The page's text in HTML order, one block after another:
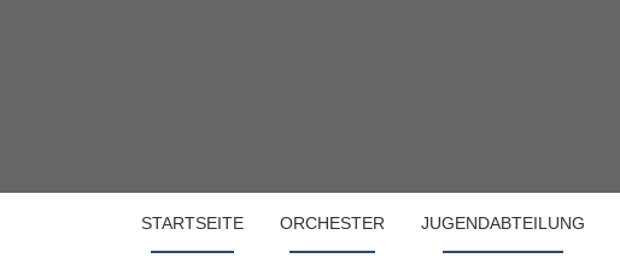
STARTSEITE ORCHESTER JUGENDABTEILUNG